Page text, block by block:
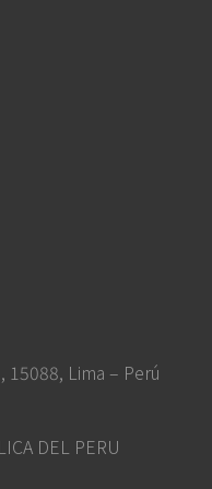
15088, Lima – Perú
DEL PERU